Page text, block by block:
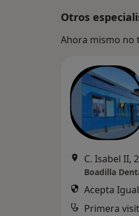
Otros
Ahora mismo no
C. Isabel II,
Boadilla
Acepta
Primera